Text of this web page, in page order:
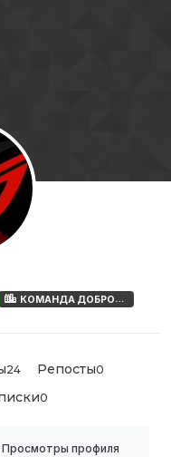
КОМАНДА ДОБРОГРАДА
24 Репосты0
0
Просмотры профиля